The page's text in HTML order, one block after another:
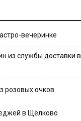
вечеринке
из службы доставки в
розовых очков
в Щёлково